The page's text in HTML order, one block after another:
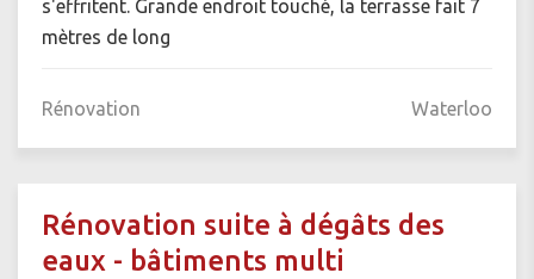
s'effritent. Grande endroit touché, la terrasse fait 7
mètres de long
Rénovation Waterloo
Rénovation suite à dégâts des
eaux - bâtiments multi